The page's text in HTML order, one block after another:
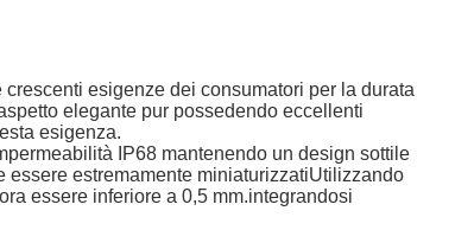
esigenze dei consumatori per la durata
elegante pur possedendo eccellenti
esigenza.
IP68 mantenendo un design sottile
estremamente miniaturizzatiUtilizzando
essere inferiore a 0,5 mm.integrandosi